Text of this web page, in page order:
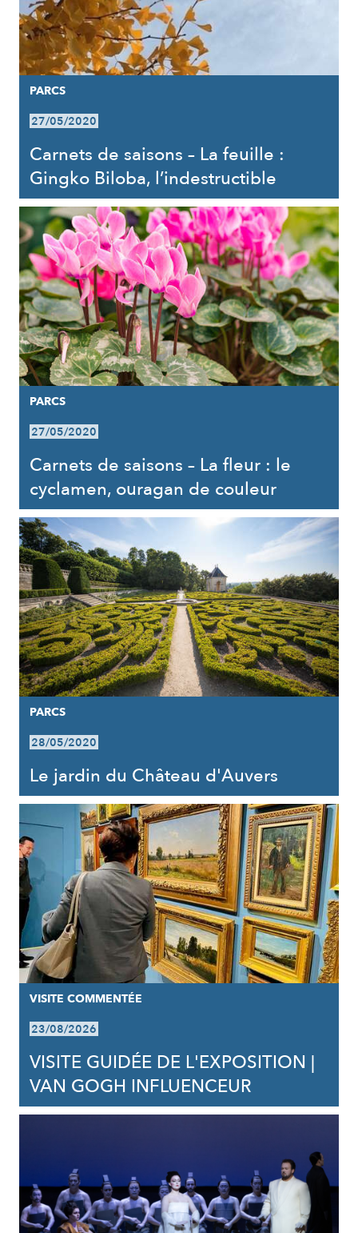
PARCS
27/05/2020
Carnets de saisons – La feuille :
Gingko Biloba, l’indestructible
PARCS
27/05/2020
Carnets de saisons – La fleur : le
cyclamen, ouragan de couleur
PARCS
28/05/2020
Le jardin du Château d'Auvers
VISITE COMMENTÉE
23/08/2026
VISITE GUIDÉE DE L'EXPOSITION |
VAN GOGH INFLUENCEUR